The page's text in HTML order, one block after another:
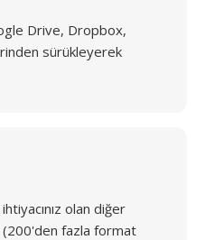
Drive, Dropbox,
sürükleyerek
olan diğer
fazla format